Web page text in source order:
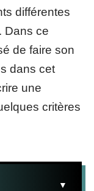
différentes
Dans ce
de faire son
dans cet
une
critères